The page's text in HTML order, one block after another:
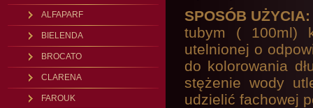
ALFAPARF
BIELENDA
BROCATO
CLARENA
FAROUK
SPOSÓB
tubym ( 100ml)
utelnionej o
do kolorowania
stężenie wody
udzielić fachowej